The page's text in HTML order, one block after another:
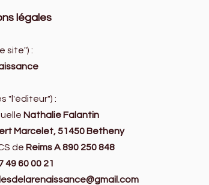
légales
site") :
"l'éditeur") :
Nathalie Falantin
Marcelet, 51450 Betheny
de Reims A 890 250 848
49 60 00 21